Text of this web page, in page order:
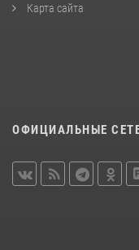
Карта сайта
ОФИЦИАЛЬНЫЕ